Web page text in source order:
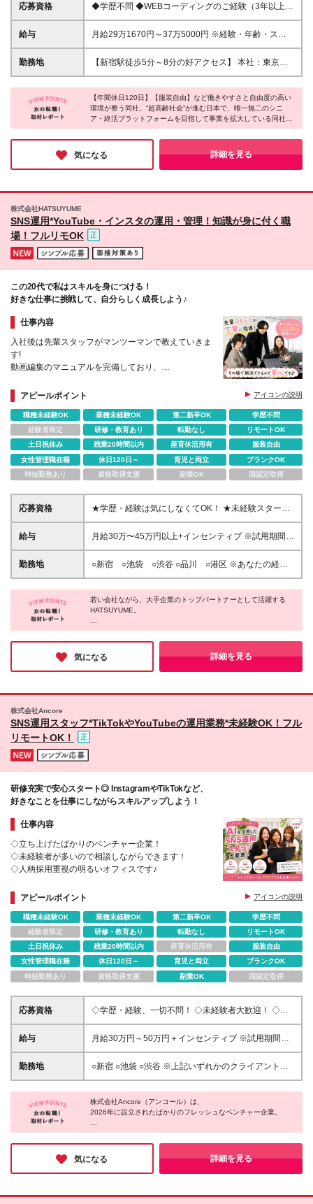
応募資格
◆学歴不問 ◆WEBコーディングのご経験（3年以上）
├HTML5／CSS3／JavaScript（jQuery含む）の実務
経験（3年以上） ├Sass／SCSSを用いたスタイル設
└WordPress等のCMS構築・カスタマイズ経験 ＼こ
んな方はぜひご応募ください／ ・デザインへの関心
方 ・自身の成果物が「どれだけ売上に貢献したか」
に興味がある方 ・仮説検証を繰り返し、粘り強く改
善に取り組める方
給与
月給29万1670円～37万5000円 ※経験・年齢・スキル
などを考慮の上、当社規定により決定いたします ※試
用期間3ヵ月あり（期間中の待遇に変更はありませ
いたします
勤務地
【新宿駅徒歩5分～8分の好アクセス】 本社：東京都
新宿区西新宿7丁目3−4 アソルティ西新宿 2F ※転勤な
し ※変更の範囲：上記を除く当社関連勤務地
【年間休日120日】【服装自由】など働きやすさと自由度の高い
環境が整う同社。“超高齢社会”が進む日本で、唯一無二のシニ
ア・終活プラットフォームを目指して事業を拡大している同社。
更なる事業成長に向けて拡大を急速に加速させています。社会課
題に正面から向き合い、人々の暮らしや未来を支えるやりがいは
抜群。確かな将来性と安定感のある環境で、自身の経験やスキル
を遺憾なく発揮できる企業だと感じました！
気になる 詳細を見る
株式会社HATSUYUME
SNS運用*YouTube・インスタの運用・管理！知識が身に付く職
場！フルリモOK
この20代で私はスキルを身につける！
好きな仕事に挑戦して、自分らしく成長しよう♪
仕事内容
入社後は先輩スタッフがマンツーマンで教えていきま
す!
動画編集のマニュアルを完備しており、
成長を実感しながら、自信を持ってスキルアップでき
る環境です。
アピールポイント アイコンの説明
職種未経験OK 業種未経験OK 第二新卒OK
学歴不問
経験者限定
研修・教育あり 転勤なし
リモートOK
土日祝休み
残業20時間以内 産育休活用有
服装自由
女性管理職在籍
休日120日～ 育児と両立
ブランクOK
時短勤務あり
資格取得支援 副業OK 国認定取得
応募資格
★学歴・経験は気にしなくてOK！ ★未経験スタート
大歓迎♪ ★フリーター・異業種からの転職も歓迎！ ★
新卒・第二新卒も大歓迎！ 「SNSやトレンドが大好
クリエイティブなことがしたい！」 そんな気持ちが
あれば大丈夫◎ 当社では、これまでの経歴よりも"こ
に、飲食店・アパレル・事務・フリーターなど、 さ
まざまな経歴の先輩たちが未経験から スタートして
活躍中です！ 【カジュアル面談実施中♪】 まずは気軽
にお話しする場です！私服でOK◎ 「どんな仕事な
の？」「職場の雰囲気は？」 そんな質問だけでも大
歓迎♪ ＼こんな方にピッタリ！／ ◇SNSやトレンドを
追うのが大好き！ ◇美容やコスメが大好き！ ◇いつ
やデザイン・企画に挑戦したい！ ◇クリエイティブ
がら、しっかり稼ぎたい！ 「一度話だけ聞いてみた
給与
月給30万〜45万円以上+インセンティブ ※試用期間中
(1ヶ月~3ヶ月)月給25万円+インセンティブ ※福利厚
生に変更なし
勤務地
○新宿 ○池袋 ○渋谷 ○品川 ○港区 ※あなたの経験
やスキルに応じて面談時にて ご相談させていただ
きます。 ※研修先は、クライアント先での研修となり
ます。 ー本社ー 東京都豊島区東池袋２丁目６２番８
号 ＢＩＧオフィスプラザ池袋１２０６
若い会社ながら、大手企業のトップパートナーとして活躍する
HATSUYUME。
「やる気はあるけど何を学べばいいかわからない」
「スキルを身につけたくてもお金がかかる」
「独立したいけど案件が取れない」
そんなリアルな悩みに向き合い、
総合的なビジネスノウハウを習得できる環境を用意している。
気になる 詳細を見る
株式会社Ancore
SNS運用スタッフ*TikTokやYouTubeの運用業務*未経験OK！フル
リモートOK！
研修充実で安心スタート◎ InstagramやTikTokなど、
好きなことを仕事にしながらスキルアップしよう！
仕事内容
◇立ち上げたばかりのベンチャー企業！
◇未経験者が多いので相談しながらできます！
◇人柄採用重視の明るいオフィスです♪
アピールポイント アイコンの説明
職種未経験OK 業種未経験OK 第二新卒OK
学歴不問
経験者限定
研修・教育あり 転勤なし
リモートOK
土日祝休み
残業20時間以内 産育休活用有
服装自由
女性管理職在籍
休日120日～ 育児と両立
ブランクOK
時短勤務あり
資格取得支援 副業OK 国認定取得
応募資格
◇学歴・経験、一切不問！ ◇未経験者大歓迎！ ◇フ
リーターや異業種からの転職大歓迎！ ◇新卒・第二
新卒も歓迎！ 【カジュアル面談を実施してます】 学
します♪ よりラフにお話ができるよう、 スーツで面接
というような 堅苦しさや緊張感も極力少なくしてい
給与
月給30万円～50万円＋インセンティブ ※試用期間
（正社員）2ヶ月あり 試用期間中（正社員）月給25
万円～ ※交通費全額支給
勤務地
○新宿 ○池袋 ○渋谷 ※上記いずれかのクライアント先
での勤務になります。 ※あなたの経験やスキルに応じ
て面談時にて ご相談させていただきます。 ー本社
ー 東京都板橋区中丸町２６番１号
株式会社Ancore（アンコール）は、
2026年に設立されたばかりのフレッシュなベンチャー企業。
自由にのびのびと働ける環境がある一方で、
一人ひとりの成長にもしっかりフォーカスしているのが魅力だ。
研修制度はもちろん、キャリアアップ支援や独立支援など、
挑戦と成長を後押しする仕組みが充実している。
会社とともに成長できるチャンスといえるだろう。
気になる 詳細を見る